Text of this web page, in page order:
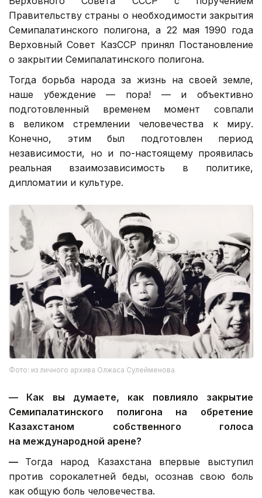
Правительству страны о необходимости закрытия
Семипалатинского полигона, а 22 мая 1990 года
Верховный Совет КазССР принял Постановление
о закрытии Семипалатинского полигона.
Тогда борьба народа за жизнь на своей земле,
наше убеждение — пора! — и объективно
подготовленный временем момент совпали
в великом стремлении человечества к миру.
Конечно, этим был подготовлен период
независимости, но и по-настоящему проявилась
реальная взаимозависимость в политике,
дипломатии и культуре.
Фото: из личного архива Олжаса Сулейменова
— Как вы думаете, как повлияло закрытие
Семипалатинского полигона на обретение
Казахстаном собственного голоса
на международной арене?
— Тогда народ Казахстана впервые выступил
против сорокалетней беды, осознав свою боль
как общую боль человечества.